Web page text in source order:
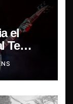
el
Te
de